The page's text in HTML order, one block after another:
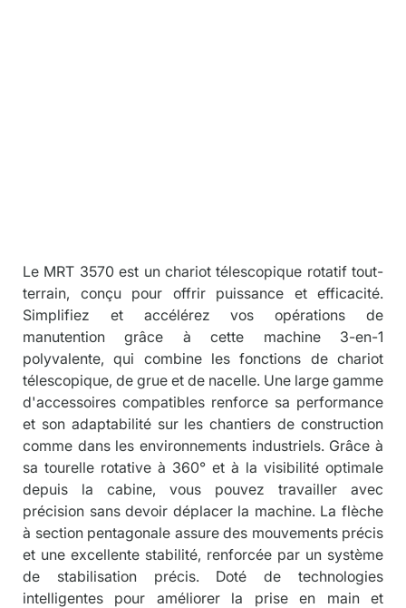
Le MRT 3570 est un chariot télescopique rotatif tout-
terrain, conçu pour offrir puissance et efficacité.
Simplifiez et accélérez vos opérations de
manutention grâce à cette machine 3-en-1
polyvalente, qui combine les fonctions de chariot
télescopique, de grue et de nacelle. Une large gamme
d'accessoires compatibles renforce sa performance
et son adaptabilité sur les chantiers de construction
comme dans les environnements industriels. Grâce à
sa tourelle rotative à 360° et à la visibilité optimale
depuis la cabine, vous pouvez travailler avec
précision sans devoir déplacer la machine. La flèche
à section pentagonale assure des mouvements précis
et une excellente stabilité, renforcée par un système
de stabilisation précis. Doté de technologies
intelligentes pour améliorer la prise en main et